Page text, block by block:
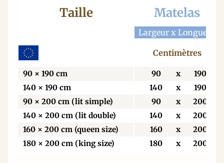
Taille Matelas
Largeur x Longueur
Centimètres
90 × 190 cm 90 x
190
140 × 190 cm
140 x
190
90 × 200 cm (lit simple)
90 x
200
140 × 200 cm (lit double)
140 x
200
160 × 200 cm (queen size)
160 x
200
180 × 200 cm (king size)
180 x 200